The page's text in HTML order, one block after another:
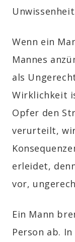
Wenn ein
Mannes
als
Wirklichkeit
Opfer den
verurteilt,
erleidet,
vor,
Ein Mann
Person ab.